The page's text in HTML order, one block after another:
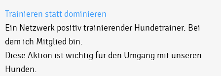
Trainieren statt dominieren
Ein Netzwerk positiv trainierender Hundetrainer. Bei
dem ich Mitglied bin.
Diese Aktion ist wichtig für den Umgang mit unseren
Hunden.